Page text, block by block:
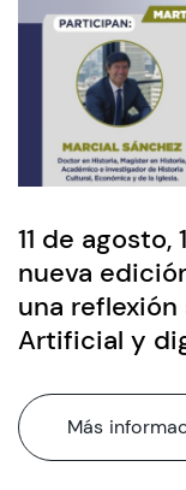
11 de agosto,
nueva
una
Artificial y
Más